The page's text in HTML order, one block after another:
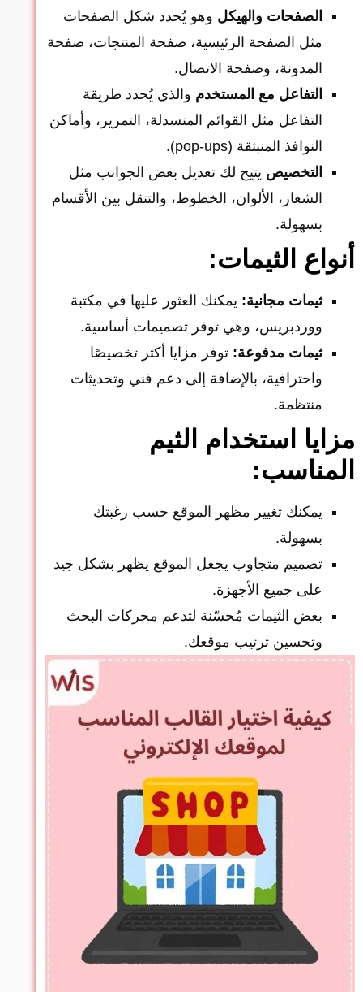
الصفحات والهيكل وهو يُحدد شكل الصفحات
مثل الصفحة الرئيسية، صفحة المنتجات، صفحة
المدونة، وصفحة الاتصال.
التفاعل مع المستخدم والذي يُحدد طريقة
التفاعل مثل القوائم المنسدلة، التمرير، وأماكن
النوافذ المنبثقة (pop-ups).
التخصيص يتيح لك تعديل بعض الجوانب مثل
الشعار، الألوان، الخطوط، والتنقل بين الأقسام
بسهولة.
أنواع الثيمات:
ثيمات مجانية: يمكنك العثور عليها في مكتبة
ووردبريس، وهي توفر تصميمات أساسية.
ثيمات مدفوعة: توفر مزايا أكثر تخصيصًا
واحترافية، بالإضافة إلى دعم فني وتحديثات
منتظمة.
مزايا استخدام الثيم
المناسب:
يمكنك تغيير مظهر الموقع حسب رغبتك
بسهولة.
تصميم متجاوب يجعل الموقع يظهر بشكل جيد
على جميع الأجهزة.
بعض الثيمات مُحسّنة لتدعم محركات البحث
وتحسين ترتيب موقعك.